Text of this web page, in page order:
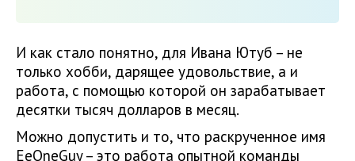
И как стало понятно, для Ивана Ютуб – не
только хобби, дарящее удовольствие, а и
работа, с помощью которой он зарабатывает
десятки тысяч долларов в месяц.
Можно допустить и то, что раскрученное имя
EeOneGuy – это работа опытной команды